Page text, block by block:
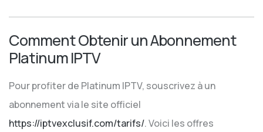
Comment Obtenir un Abonnement
Platinum IPTV
Pour profiter de Platinum IPTV, souscrivez à un
abonnement via le site officiel
https://iptvexclusif.com/tarifs/. Voici les offres